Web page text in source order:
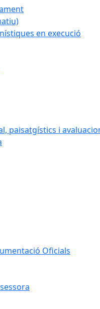
en execució
paisatgístics i
Oficials